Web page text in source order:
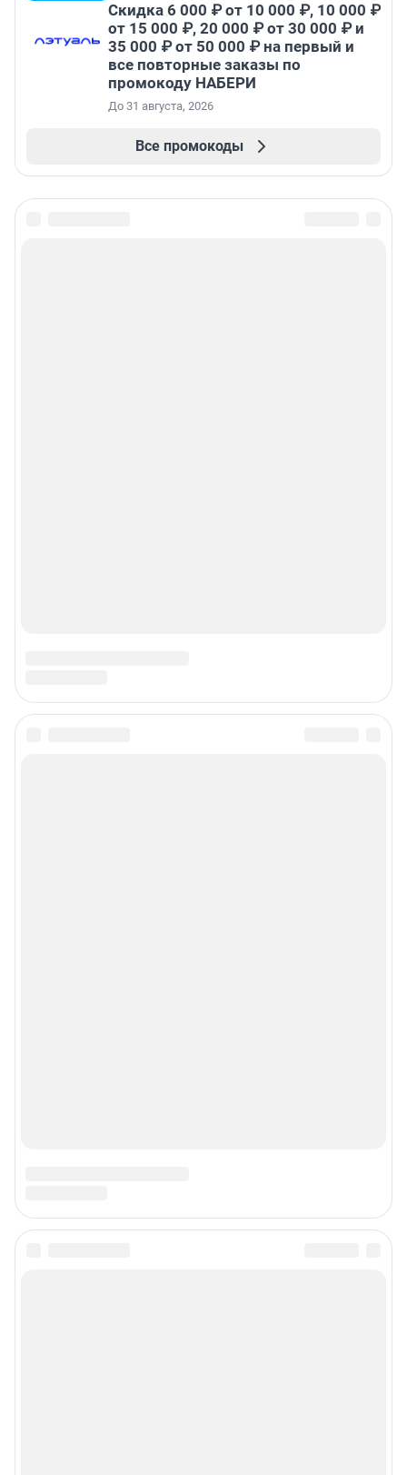
Скидка 6 000 ₽ от 10 000 ₽, 10 000 ₽
от 15 000 ₽, 20 000 ₽ от 30 000 ₽ и
35 000 ₽ от 50 000 ₽ на первый и
все повторные заказы по
промокоду НАБЕРИ
До 31 августа, 2026
Все промокоды